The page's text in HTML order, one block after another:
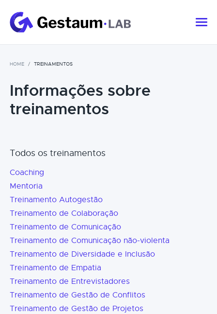
HOME TREINAMENTOS
Informações sobre
treinamentos
Todos os treinamentos
Coaching
Mentoria
Treinamento Autogestão
Treinamento de Colaboração
Treinamento de Comunicação
Treinamento de Comunicação não-violenta
Treinamento de Diversidade e Inclusão
Treinamento de Empatia
Treinamento de Entrevistadores
Treinamento de Gestão de Conflitos
Treinamento de Gestão de Projetos